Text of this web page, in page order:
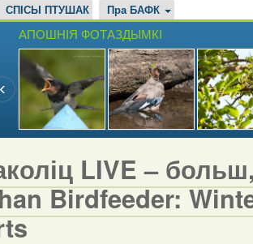
СПІСЫ ПТУШАК Пра БАФК
АПОШНІЯ ФОТАЗДЫМКІ
LIVE –
Birdfeeder: